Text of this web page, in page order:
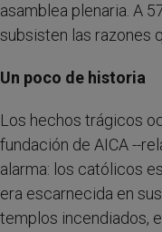
asamblea plenaria. A
subsisten las razones
Un poco de historia
Los hechos trágicos
fundación de AICA --
alarma: los católicos
era escarnecida en
templos incendiados,